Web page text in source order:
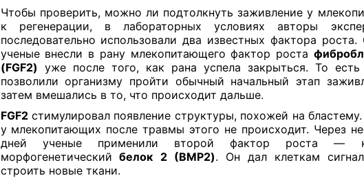
Чтобы проверить, можно ли подтолкнуть заживление у
к регенерации, в лабораторных условиях авторы
последовательно использовали два известных фактора роста.
ученые внесли в рану млекопитающего фактор роста
(FGF2) уже после того, как рана успела закрыться. То
позволили организму пройти обычный начальный этап
затем вмешались в то, что происходит дальше.
FGF2стимулировал появление структуры, похожей на
у млекопитающих после травмы этого не происходит. Через
дней ученые применили второй фактор роста —
морфогенетическийбелок 2 (BMP2). Он дал клеткам
строить новые ткани.